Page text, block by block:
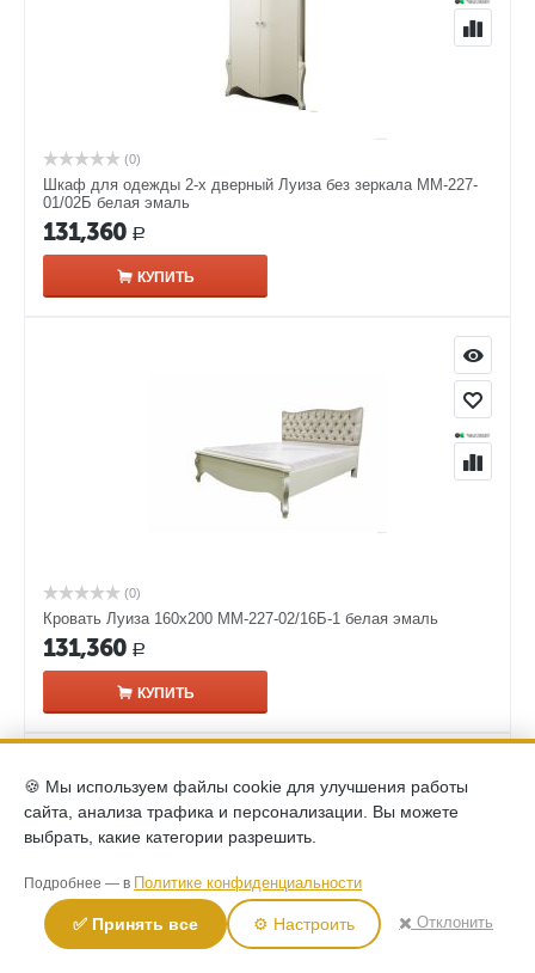
(0)
Шкаф для одежды 2-х дверный Луиза без зеркала ММ-227-
01/02Б белая эмаль
131,360 Р
КУПИТЬ
(0)
Кровать Луиза 160х200 ММ-227-02/16Б-1 белая эмаль
131,360 Р
КУПИТЬ
🍪 Мы используем файлы cookie для улучшения работы
сайта, анализа трафика и персонализации. Вы можете
выбрать, какие категории разрешить.
Подробнее — в Политике конфиденциальности
✅ Принять все ⚙️ Настроить ✖️ Отклонить